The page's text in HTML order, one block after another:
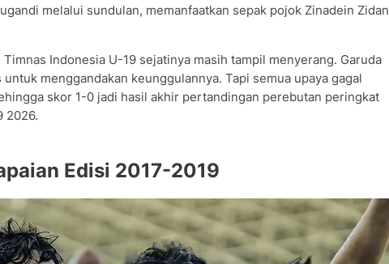
melalui sundulan, memanfaatkan sepak pojok Zinadein Zidan
Indonesia U-19 sejatinya masih tampil menyerang. Garuda
menggandakan keunggulannya. Tapi semua upaya gagal
skor 1-0 jadi hasil akhir pertandingan perebutan peringkat
2026.
Edisi 2017-2019